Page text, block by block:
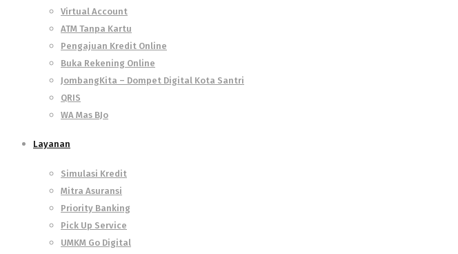
Virtual Account
ATM Tanpa Kartu
Pengajuan Kredit Online
Buka Rekening Online
JombangKita – Dompet Digital Kota Santri
QRIS
WA Mas BJo
Layanan
Simulasi Kredit
Mitra Asuransi
Priority Banking
Pick Up Service
UMKM Go Digital